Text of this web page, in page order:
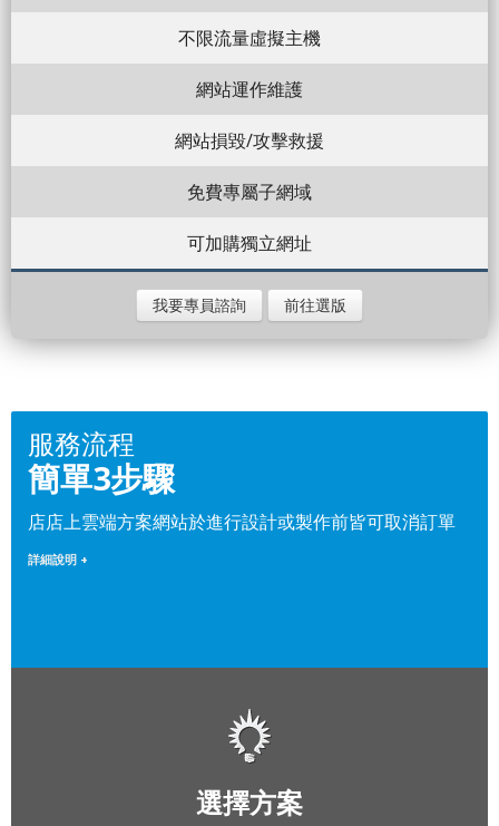
不限流量虛擬主機
網站運作維護
網站損毀/攻擊救援
免費專屬子網域
可加購獨立網址
我要專員諮詢 前往選版
服務流程
簡單3步驟
店店上雲端方案網站於進行設計或製作前皆可取消訂單
詳細說明 +
選擇方案